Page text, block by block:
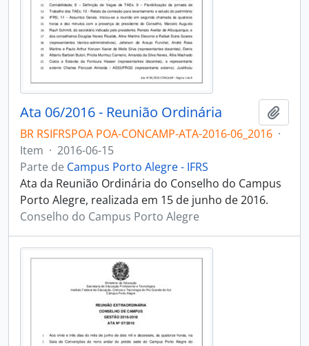
Ata 06/2016 - Reunião Ordinária
BR RSIFRSPOA POA-CONCAMP-ATA-2016-06_2016 ·
Item · 2016-06-15
Parte de Campus Porto Alegre - IFRS
Ata da Reunião Ordinária do Conselho do Campus
Porto Alegre, realizada em 15 de junho de 2016.
Conselho do Campus Porto Alegre